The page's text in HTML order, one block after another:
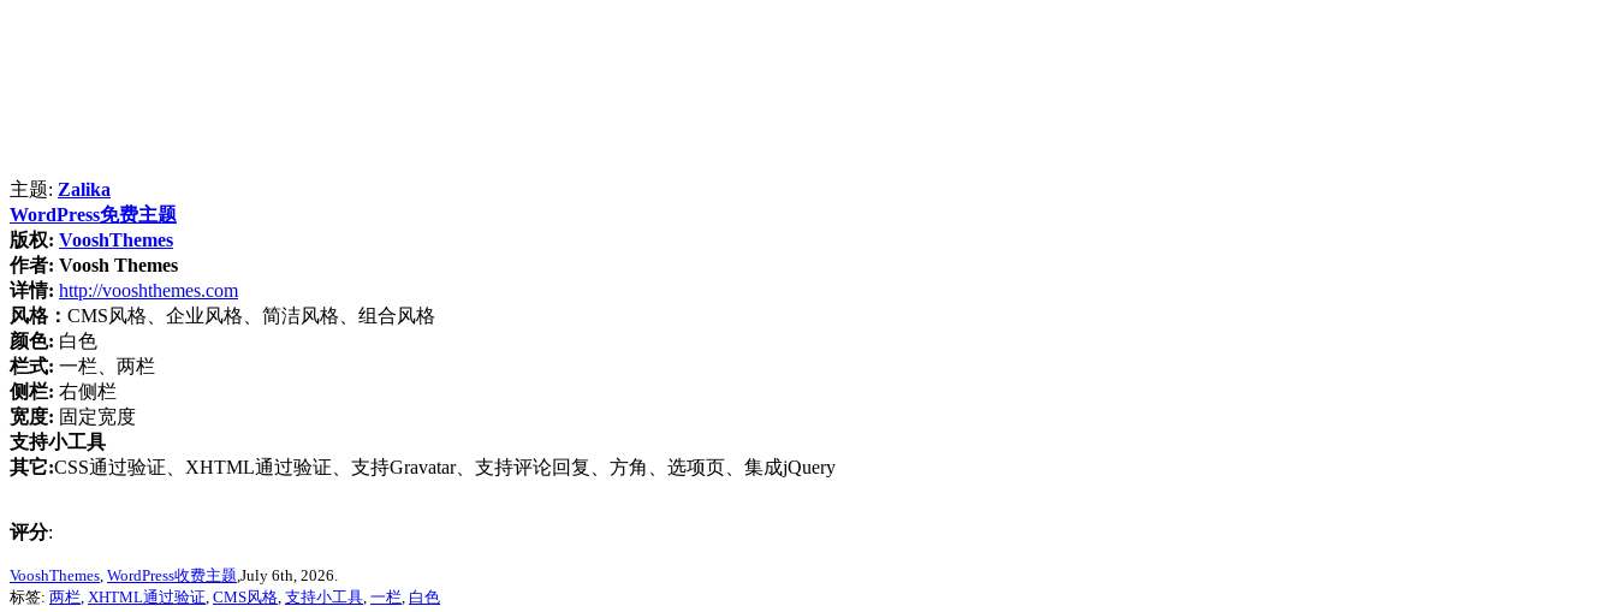
主题: Zalika
WordPress免费主题
版权: VooshThemes
作者: Voosh Themes
详情: http://vooshthemes.com
风格： CMS风格、企业风格、简洁风格、组合风格
颜色: 白色
栏式: 一栏、两栏
侧栏: 右侧栏
宽度: 固定宽度
支持小工具
其它:CSS通过验证、XHTML通过验证、支持Gravatar、支持评论回复、方角、选项页、集成jQuery
评分:
VooshThemes WordPress收费主题 ,July 6th, 2026.
标签: 两栏 XHTML通过验证 CMS风格 支持小工具 一栏 白色